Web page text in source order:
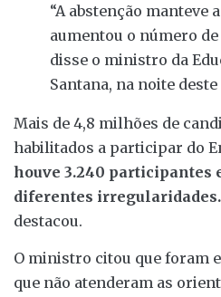
“A abstenção manteve
aumentou o número
disse o ministro da
Santana, na noite
Mais de 4,8 milhões de
habilitados a participar do
houve 3.240 participantes
diferentes irregularidades.
destacou.
O ministro citou que foram
que não atenderam as